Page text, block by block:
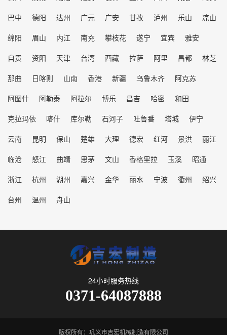
巴中
德阳 达州 广元 广安 甘孜 泸州 乐山
凉山
绵阳
眉山 内江 南充 攀枝花 遂宁 宜宾
雅安
自贡
资阳 天津 台湾 西藏 拉萨 阿里 昌都
林芝
那曲
日喀则 山南 香港 新疆 乌鲁木齐
阿克苏
阿图什
阿勒泰 阿拉尔 博乐 昌吉 哈密
和田
克拉玛依
喀什 库尔勒 石河子 吐鲁番 塔城
伊宁
云南
昆明 保山 楚雄 大理 德宏 红河 景洪
丽江
临沧
怒江 曲靖 思茅 文山 香格里拉 玉溪
昭通
浙江
杭州 湖州 嘉兴 金华 丽水 宁波 衢州
绍兴
台州
温州 舟山
24小时服务热线
0371-64087888
版权所有：巩义市吉宏机械制造有限公司